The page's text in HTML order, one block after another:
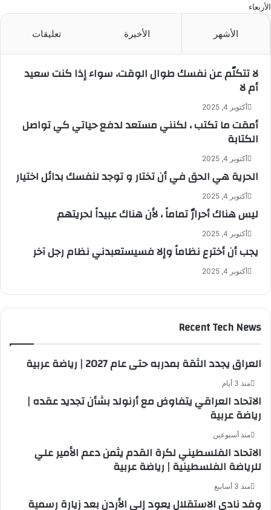
الأربعاء
الأشهر الأخيرة تعليقات
لا تتكلّم عن نفسك طوال الوقت، سواء إذا كنت سعيد
أم لا
أكتوبر 4, 2025
أمقت ما تكتب ، لكنني مستعد لدفع حياتي كي تواصل
الكتابة
أكتوبر 4, 2025
الحرية هي الحق في أن تختار و توجد لنفسك بدائل اختيار
أكتوبر 4, 2025
ليس هناك أحرارٌ تماماً ، لأن هناك عبيداً لحريتهم
أكتوبر 4, 2025
يجب أن أخترع نظاماً وإلا فسيستعبدني نظام رجل آخر
أكتوبر 4, 2025
Recent Tech News
العراق يجدد الثقة بمدربه حتى عام 2027 | رياضة عربية
منذ 3 أيام
الاتحاد العراقي يتفاوض مع أرنولد بشأن تجديد عقده |
رياضة عربية
منذ أسبوعين
الاتحاد الفلسطيني لكرة القدم يثمن دعم الأمير علي
للرياضة الفلسطينية | رياضة عربية
منذ 3 أسابيع
وفد نادي الاستقلال يعود إلى الأردن بعد زيارة رسمية